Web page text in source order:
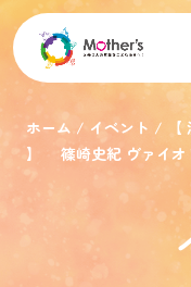
ホーム イベント
】 篠崎史紀 ヴァイオ